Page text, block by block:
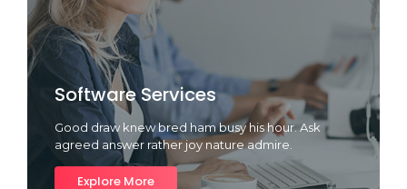
Software Services
Good draw knew bred ham busy his hour. Ask
agreed answer rather joy nature admire.
Explore More